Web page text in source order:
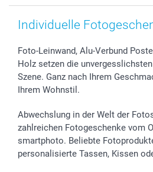
Individuelle
Foto-Leinwand, Alu-Verbund
Holz setzen die
Szene. Ganz nach Ihrem
Ihrem Wohnstil.
Abwechslung in der Welt der
zahlreichen Fotogeschenke vom
smartphoto. Beliebte
personalisierte Tassen, Kissen